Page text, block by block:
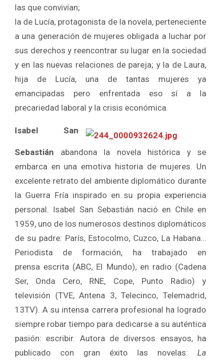
las que convivían;
la de Lucía, protagonista de la novela, perteneciente
a una generación de mujeres obligada a luchar por
sus derechos y reencontrar su lugar en la sociedad
y en las nuevas relaciones de pareja; y la de Laura,
hija de Lucía, una de tantas mujeres ya
emancipadas pero enfrentada eso sí a la
precariedad laboral y la crisis económica.
Isabel San
Sebastián abandona la novela histórica y se
embarca en una emotiva historia de mujeres. Un
excelente retrato del ambiente diplomático durante
la Guerra Fría inspirado en su propia experiencia
personal. Isabel San Sebastián nació en Chile en
1959, uno de los numerosos destinos diplomáticos
de su padre: París, Estocolmo, Cuzco, La Habana…
Periodista de formación, ha trabajado en
prensa escrita (ABC, El Mundo), en radio (Cadena
Ser, Onda Cero, RNE, Cope, Punto Radio) y
televisión (TVE, Antena 3, Telecinco, Telemadrid,
13TV). A su intensa carrera profesional ha logrado
siempre robar tiempo para dedicarse a su auténtica
pasión: escribir. Autora de diversos ensayos, ha
publicado con gran éxito las novelas: La